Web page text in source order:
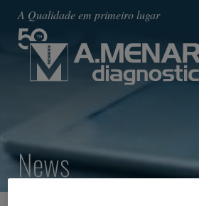
A Qualidade em primeiro lugar
News